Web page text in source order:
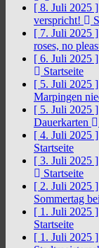
[ 8. Juli 2025 ]
verspricht!
[ 7. Juli 2025 ]
roses, no
[ 6. Juli 2025 ]
Startseite
[ 5. Juli 2025 ]
Marpingen
[ 5. Juli 2025 ]
Dauerkarten
[ 4. Juli 2025 ]
Startseite
[ 3. Juli 2025 ]
Startseite
[ 2. Juli 2025 ]
Sommertag
[ 1. Juli 2025 ]
Startseite
[ 1. Juli 2025 ]